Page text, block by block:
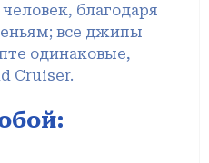
благодаря
все джипы
одинаковые,
Cruiser.